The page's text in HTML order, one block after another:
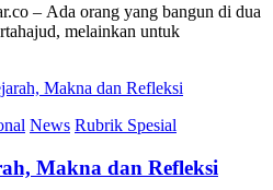
– Ada orang yang bangun di dua
melainkan untuk
News Rubrik Spesial
Makna dan Refleksi